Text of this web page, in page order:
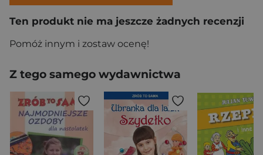
Ten produkt nie ma jeszcze żadnych recenzji
Pomóż innym i zostaw ocenę!
Z tego samego wydawnictwa